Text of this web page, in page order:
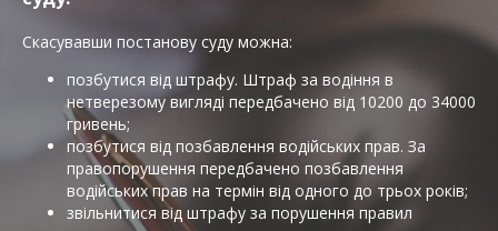
Скасувавши постанову суду можна:
позбутися від штрафу. Штраф за водіння в
нетверезому вигляді передбачено від 10200 до 34000
гривень;
позбутися від позбавлення водійських прав. За
правопорушення передбачено позбавлення
водійських прав на термін від одного до трьох років;
звільнитися від штрафу за порушення правил